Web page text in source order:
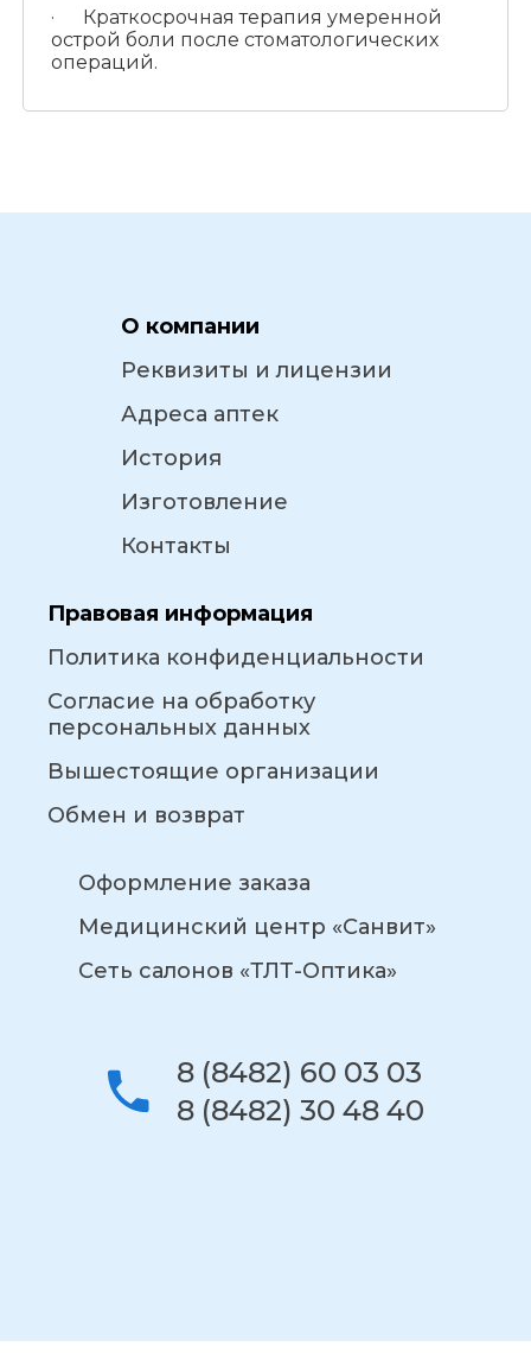
· Краткосрочная терапия умеренной
острой боли после стоматологических
операций.
О компании
Реквизиты и лицензии
Адреса аптек
История
Изготовление
Контакты
Правовая информация
Политика конфиденциальности
Согласие на обработку
персональных данных
Вышестоящие организации
Обмен и возврат
Оформление заказа
Медицинский центр «Санвит»
Сеть салонов «ТЛТ-Оптика»
8 (8482) 60 03 03
8 (8482) 30 48 40